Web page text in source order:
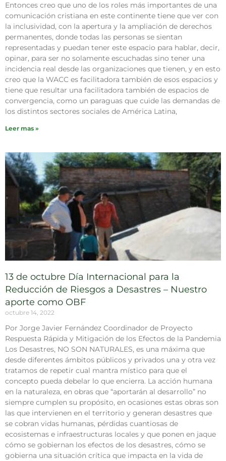
Entonces creo que uno de los roles más importantes de una
comunicación cristiana en este continente tiene que ver con
la inclusividad, con la apertura y la ampliación de derechos
permanentes, donde todas las personas se sientan
representadas y puedan tener este espacio para hablar, decir,
opinar, para ser no solamente escuchadas sino tener una
incidencia real desde las organizaciones que tienen, y en esto
creo que la WACC es facilitadora también de esos espacios y
tiene que resultar una facilitadora también de espacios de
convergencia, como un paraguas que cuide las demandas de
los distintos sectores sociales de América Latina,
Leer mas »
13 de octubre Día Internacional para la
Reducción de Riesgos a Desastres – Nuestro
aporte como OBF
octubre 14, 2022
Por Jorge Javier Fernández Coordinador de Proyecto
Respuesta Rápida y Mitigación de los Efectos de la Pandemia
Los Desastres, NO SON NATURALES, es una máxima que
desde diferentes ámbitos públicos y privados una y otra vez
tratamos de repetir cual mantra místico para que el
concepto pueda debelar lo que encierra. La acción humana
en la naturaleza, en obras que “aportarán al desarrollo” no
siempre cumplen su propósito, en ocasiones estas obras son
las que intervienen en el territorio y generan desastres que
se cobran vidas humanas, pérdidas cuantiosas de
ecosistemas e infraestructuras locales y que ponen en jaque
cómo se gobiernan los efectos de los desastres, cómo se
gobierna una situación crítica que impacta en la vida de